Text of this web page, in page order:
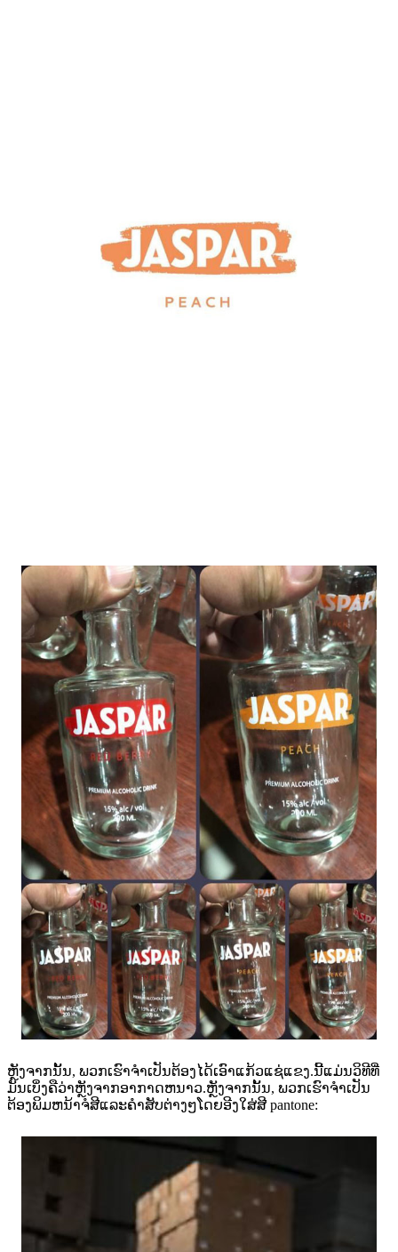
ຫຼັງຈາກນັ້ນ, ພວກເຮົາຈໍາເປັນຕ້ອງໄດ້ເອົາແກ້ວແຊ່ແຂງ.ນີ້ແມ່ນວິທີທີ່
ມັນເບິ່ງຄືວ່າຫຼັງຈາກອາກາດຫນາວ.ຫຼັງຈາກນັ້ນ, ພວກເຮົາຈໍາເປັນ
ຕ້ອງພິມຫນ້າຈໍສີແລະຄໍາສັບຕ່າງໆໂດຍອີງໃສ່ສີ pantone: